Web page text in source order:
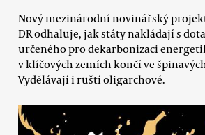
Nový mezinárodní novinářský
DR odhaluje, jak státy nakládají s
určeného pro dekarbonizaci
v klíčových zemích končí ve
Vydělávají i ruští oligarchové.